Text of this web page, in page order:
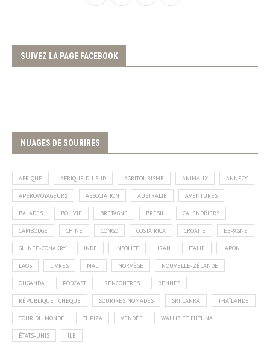
SUIVEZ LA PAGE FACEBOOK
NUAGES DE SOURIRES
AFRIQUE AFRIQUE DU SUD AGRITOURISME ANIMAUX ANNECY
APÉROVOYAGEURS ASSOCIATION AUSTRALIE AVENTURES
BALADES BOLIVIE BRETAGNE BRÉSIL CALENDRIERS
CAMBODGE CHINE CONGO COSTA RICA CROATIE ESPAGNE
GUINÉE-CONAKRY INDE INSOLITE IRAN ITALIE JAPON
LAOS LIVRES MALI NORVÈGE NOUVELLE-ZÉLANDE
OUGANDA PODCAST RENCONTRES RENNES
RÉPUBLIQUE TCHÈQUE SOURIRES NOMADES SRI LANKA THAÏLANDE
TOUR DU MONDE TUPIZA VENDÉE WALLIS ET FUTUNA
ÉTATS-UNIS ÎLE